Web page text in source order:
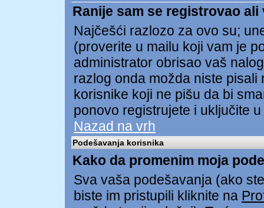
Ranije sam se registrovao
Najčešći razlozo za ovo su;
(proverite u mailu koji vam je
administrator obrisao vaš
razlog onda možda niste
korisnike koji ne pišu da bi
ponovo registrujete i uključite
Nazad na vrh
Podešavanja korisnika
Kako da promenim moja
Sva vaša podešavanja (ako
biste im pristupili kliknite na